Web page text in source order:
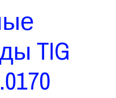
TIG